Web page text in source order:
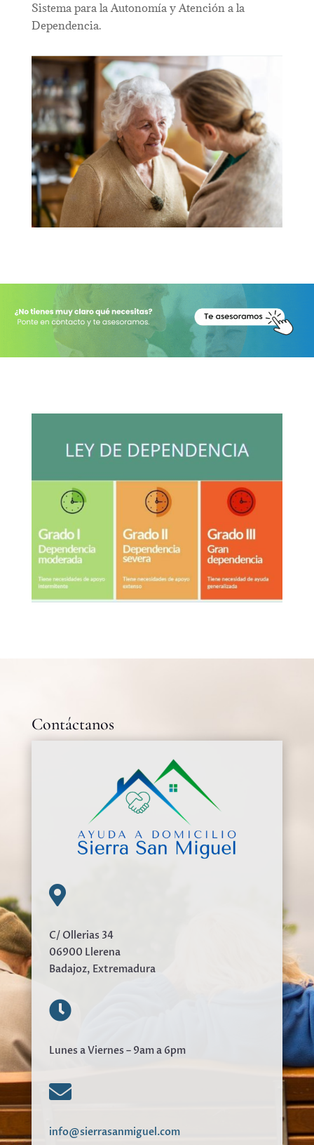
Sistema para la Autonomía y Atención a la
Dependencia.
Contáctanos

C/ Ollerias 34
06900 Llerena
Badajoz, Extremadura

Lunes a Viernes – 9am a 6pm

info@sierrasanmiguel.com